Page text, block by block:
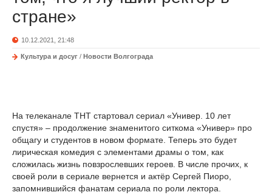
стране»
10.12.2021, 21:48
Культура и досуг / Новости Волгограда
На телеканале ТНТ стартовал сериал «Универ. 10 лет
спустя» – продолжение знаменитого ситкома «Универ» про
общагу и студентов в новом формате. Теперь это будет
лирическая комедия с элементами драмы о том, как
сложилась жизнь повзрослевших героев. В числе прочих, к
своей роли в сериале вернется и актёр Сергей Пиоро,
запомнившийся фанатам сериала по роли лектора.